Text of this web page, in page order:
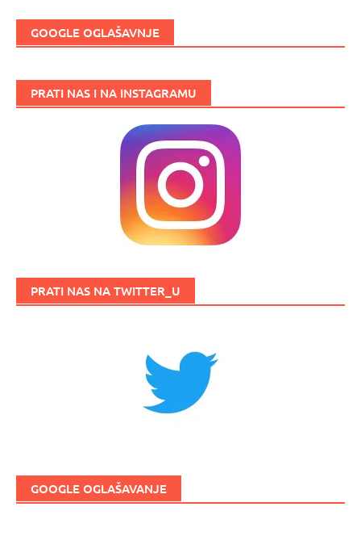
GOOGLE OGLAŠAVNJE
PRATI NAS I NA INSTAGRAMU
PRATI NAS NA TWITTER_U
GOOGLE OGLAŠAVANJE